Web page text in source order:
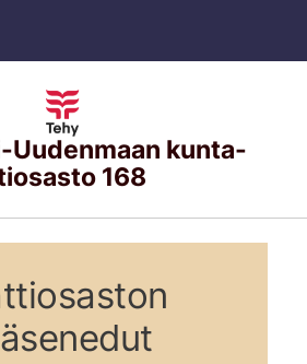
Uudenmaan kunta-
168